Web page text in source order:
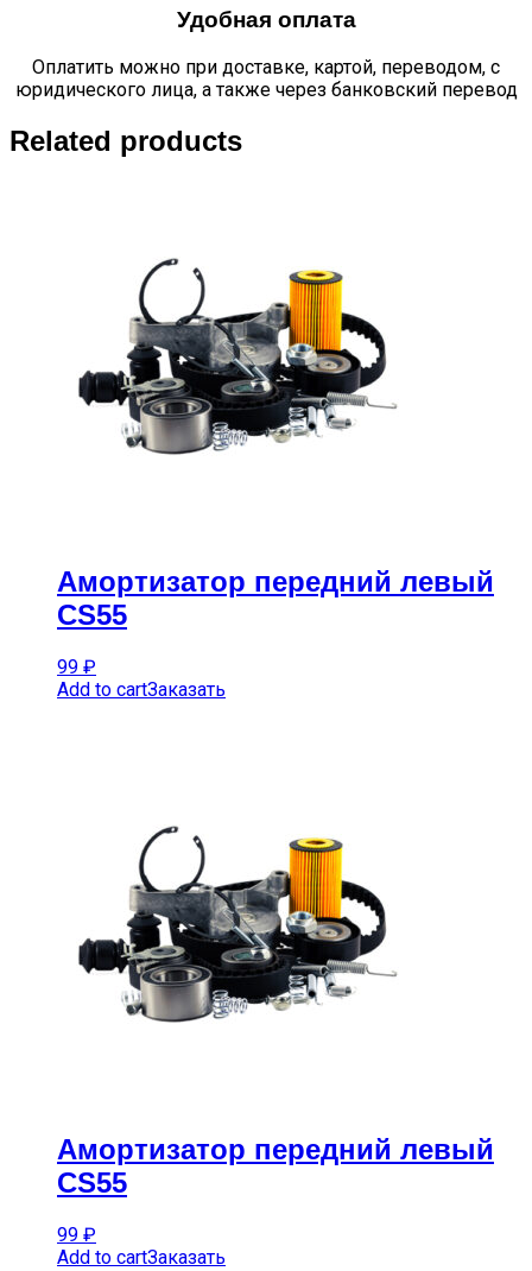
Удобная оплата
Оплатить можно при доставке, картой, переводом, с
юридического лица, а также через банковский перевод
Related products
Амортизатор передний левый
CS55
99 ₽
Add to cartЗаказать
Амортизатор передний левый
CS55
99 ₽
Add to cartЗаказать